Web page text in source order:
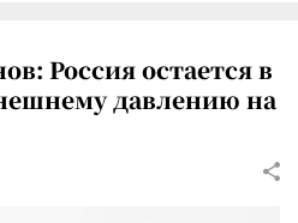
Россия остается в
давлению на